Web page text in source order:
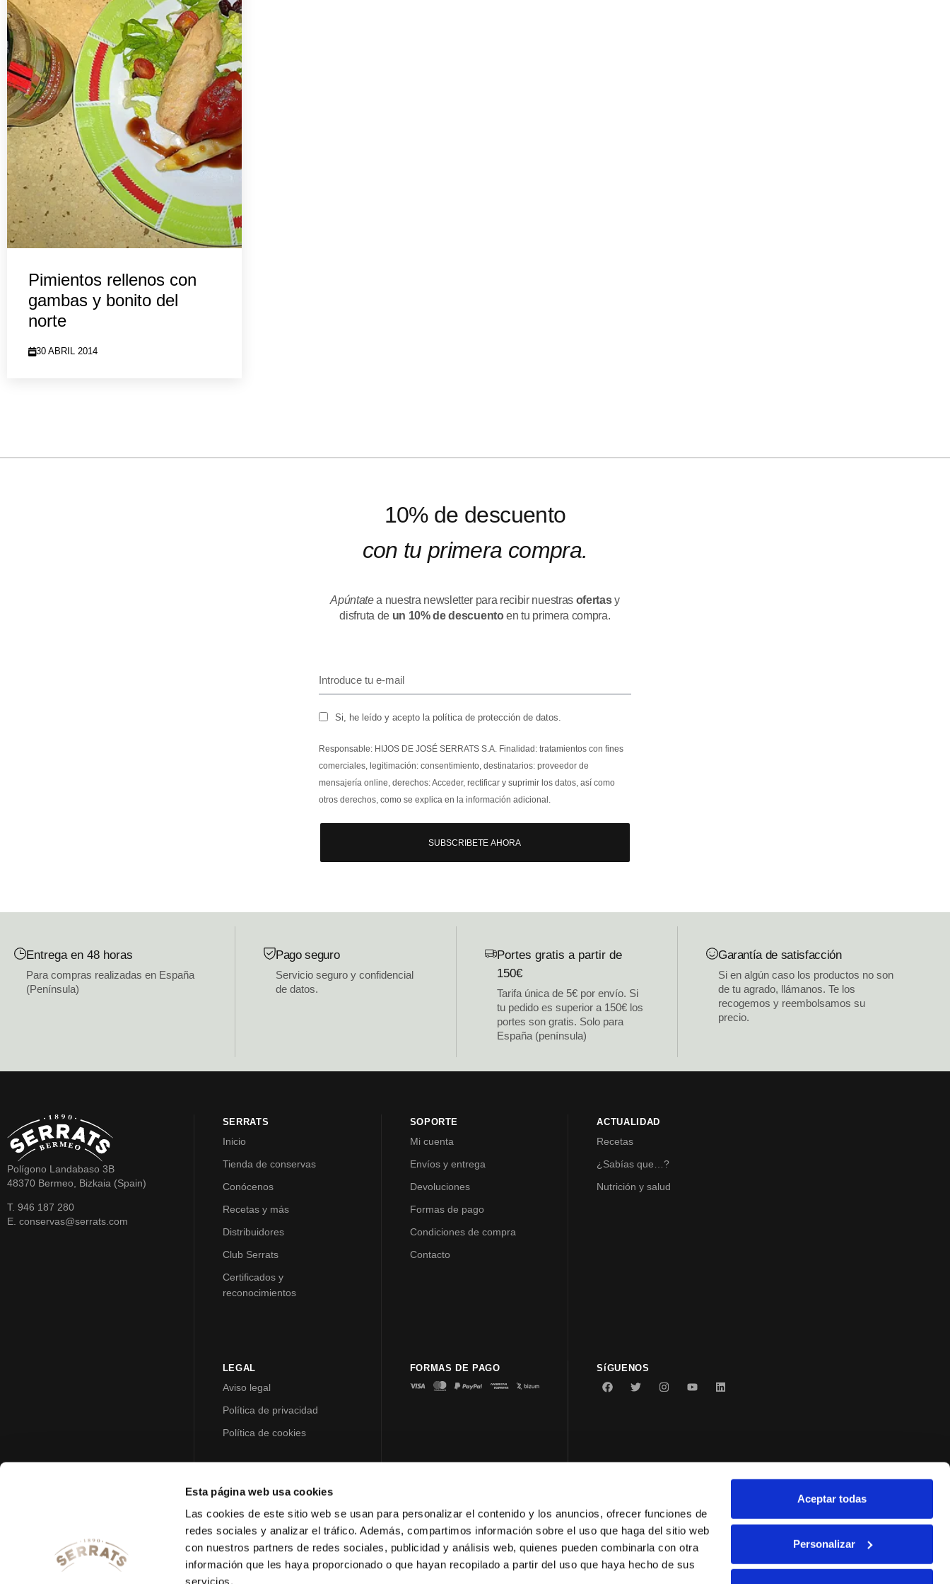
Esta página web usa cookies
Las cookies de este sitio web se usan para personalizar el contenido y los anuncios, ofrecer funciones de
redes sociales y analizar el tráfico. Además, compartimos información sobre el uso que haga del sitio web
con nuestros partners de redes sociales, publicidad y análisis web, quienes pueden combinarla con otra
información que les haya proporcionado o que hayan recopilado a partir del uso que haya hecho de sus
servicios.
Aceptar todas
Personalizar
Pimientos rellenos con
gambas y bonito del
norte
30 ABRIL 2014
10% de descuento
con tu primera compra.
Apúntatea nuestra newsletter para recibir nuestras ofertasy
disfruta de un 10% de descuentoen tu primera compra.
Si, he leído y acepto la política de protección de datos.
Responsable: HIJOS DE JOSÉ SERRATS S.A. Finalidad: tratamientos con fines
comerciales, legitimación: consentimiento, destinatarios: proveedor de
mensajería online, derechos: Acceder, rectificar y suprimir los datos, así como
otros derechos, como se explica en la información adicional.
SUBSCRIBETE AHORA
Entrega en 48 horas
Para compras realizadas en España
(Península)
Pago seguro
Servicio seguro y confidencial
de datos.
Portes gratis a partir de
150€
Tarifa única de 5€ por envío. Si
tu pedido es superior a 150€ los
portes son gratis. Solo para
España (península)
Garantía de satisfacción
Si en algún caso los productos no son
de tu agrado, llámanos. Te los
recogemos y reembolsamos su
precio.
Polígono Landabaso 3B
48370 Bermeo, Bizkaia (Spain)
T. 946 187 280
E. conservas@serrats.com
SERRATS
Inicio
Tienda de conservas
Conócenos
Recetas y más
Distribuidores
Club Serrats
Certificados y
reconocimientos
SOPORTE
Mi cuenta
Envíos y entrega
Devoluciones
Formas de pago
Condiciones de compra
Contacto
ACTUALIDAD
Recetas
¿Sabías que…?
Nutrición y salud
LEGAL
Aviso legal
Política de privacidad
Política de cookies
FORMAS DE PAGO SíGUENOS
© 2023 Conservas Serrats